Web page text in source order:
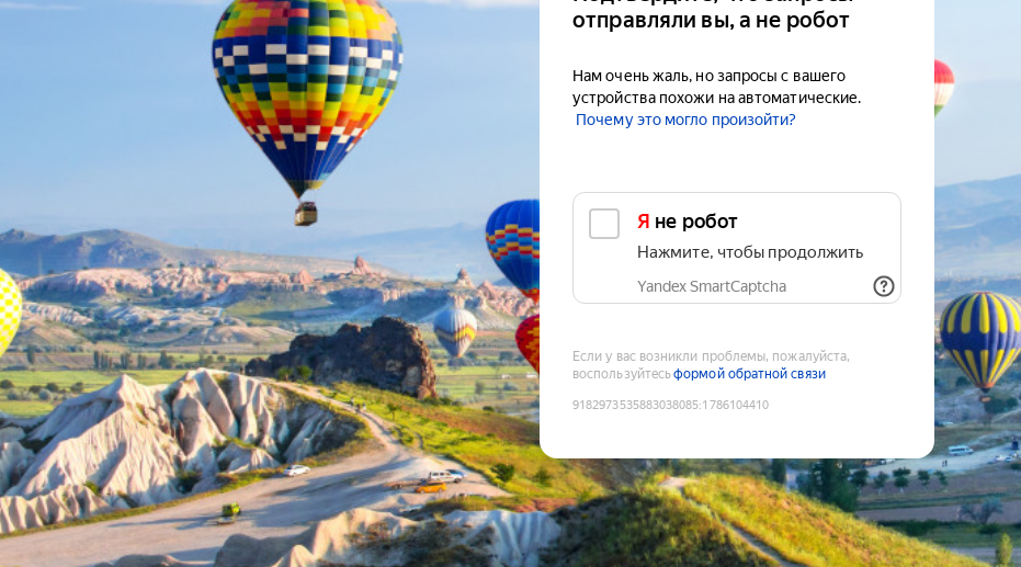
отправляли вы, а не робот
Нам очень жаль, но запросы с вашего
устройства похожи на автоматические.
Почему это могло произойти?
Я не робот
Нажмите, чтобы продолжить
Yandex SmartCaptcha
Если у вас возникли проблемы, пожалуйста,
воспользуйтесьформой обратной связи
9182973535883038085:1786104410